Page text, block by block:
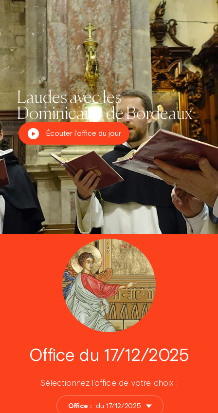
Prier dans la ville
Carême dans la ville
ThéoDom
Laudes avec les
Dominicains de Bordeaux
Écouter l’office du jour
Office du 17/12/2025
Sélectionnez l’office de votre choix :
Office : du 17/12/2025